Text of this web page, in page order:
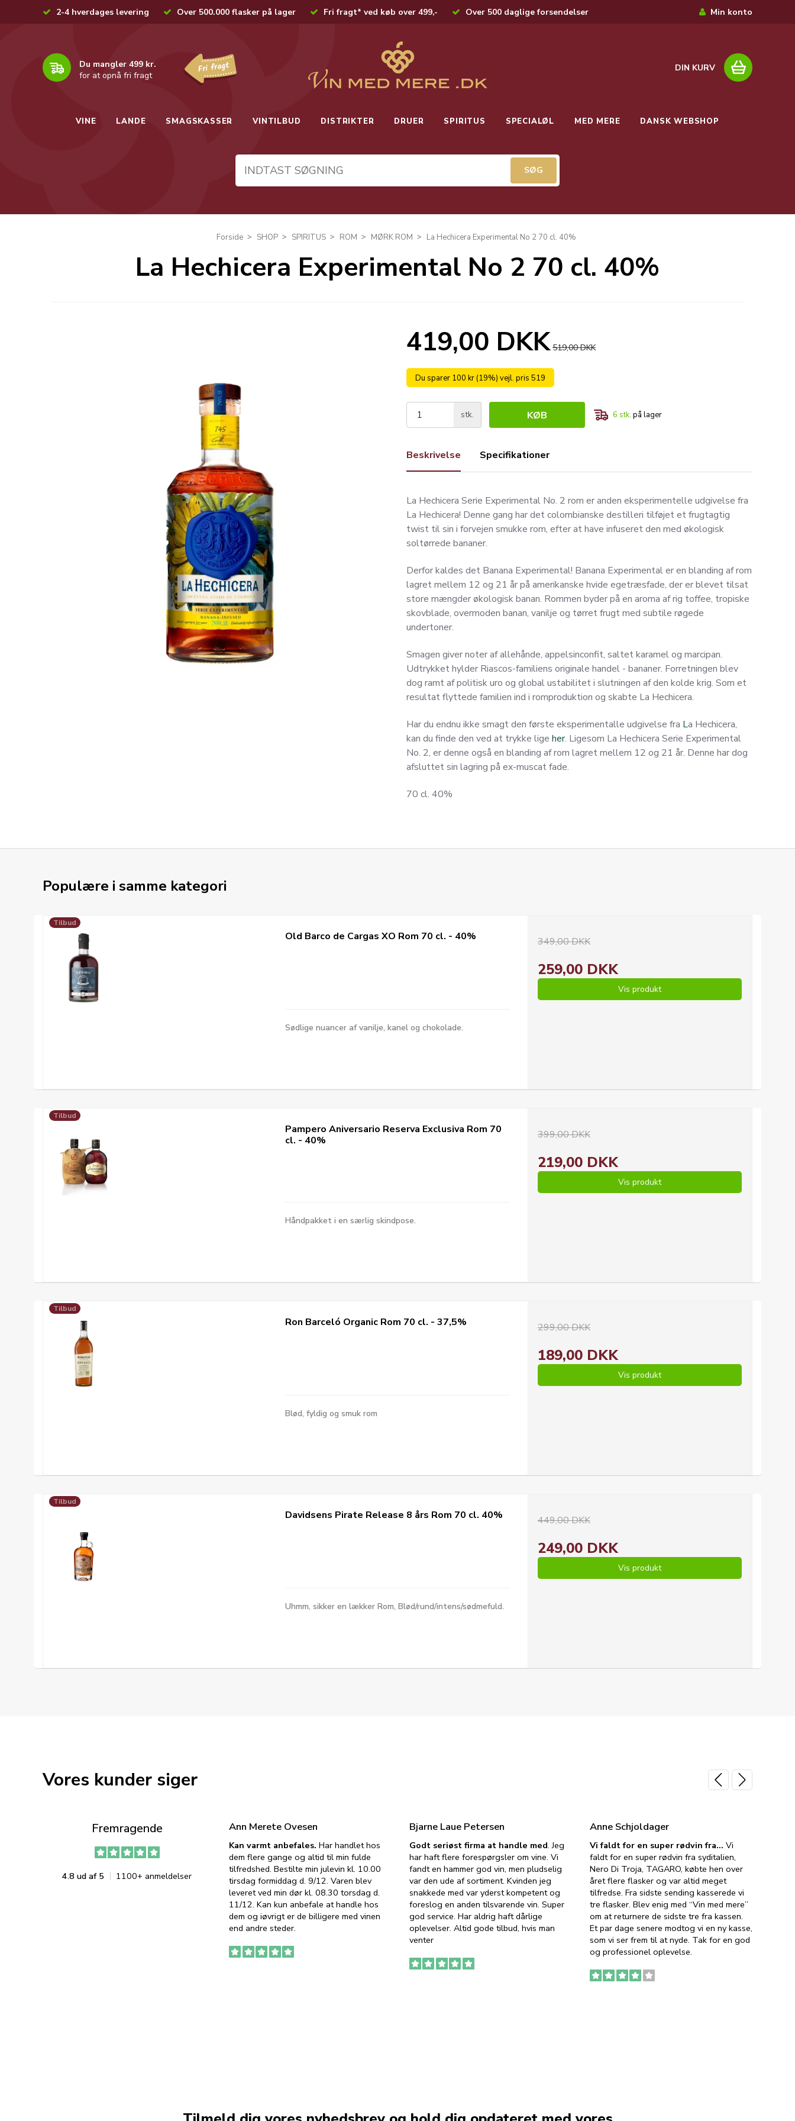
2-4 hverdages levering Over 500.000 flasker på lager Fri fragt* ved køb over 499,- Over 500 daglige forsendelser Min konto
Du mangler 499 kr.
for at opnå fri fragt
DIN KURV
VINE LANDE SMAGSKASSER VINTILBUD DISTRIKTER DRUER SPIRITUS SPECIALØL MED MERE DANSK WEBSHOP
Forside SHOP SPIRITUS ROM MØRK ROM La Hechicera Experimental No 2 70 cl. 40%
La Hechicera Experimental No 2 70 cl. 40%
419,00 DKK 519,00 DKK
Du sparer 100 kr (19%) vejl. pris 519
stk. KØB 6 stk. på lager
Beskrivelse Specifikationer
La Hechicera Serie Experimental No. 2 rom er anden eksperimentelle udgivelse fra
La Hechicera! Denne gang har det colombianske destilleri tilføjet et frugtagtig
twist til sin i forvejen smukke rom, efter at have infuseret den med økologisk
soltørrede bananer.
Derfor kaldes det Banana Experimental! Banana Experimental er en blanding af rom
lagret mellem 12 og 21 år på amerikanske hvide egetræsfade, der er blevet tilsat
store mængder økologisk banan. Rommen byder på en aroma af rig toffee, tropiske
skovblade, overmoden banan, vanilje og tørret frugt med subtile røgede
undertoner.
Smagen giver noter af allehånde, appelsinconfit, saltet karamel og marcipan.
Udtrykket hylder Riascos-familiens originale handel - bananer. Forretningen blev
dog ramt af politisk uro og global ustabilitet i slutningen af den kolde krig. Som et
resultat flyttede familien ind i romproduktion og skabte La Hechicera.
Har du endnu ikke smagt den første eksperimentalle udgivelse fra La Hechicera,
kan du finde den ved at trykke lige her. Ligesom La Hechicera Serie Experimental
No. 2, er denne også en blanding af rom lagret mellem 12 og 21 år. Denne har dog
afsluttet sin lagring på ex-muscat fade.
70 cl. 40%
Populære i samme kategori
Tilbud
Old Barco de Cargas XO Rom 70 cl. - 40%
Sødlige nuancer af vanilje, kanel og chokolade.
349,00 DKK
259,00 DKK
Vis produkt
Tilbud
Pampero Aniversario Reserva Exclusiva Rom 70
cl. - 40%
Håndpakket i en særlig skindpose.
399,00 DKK
219,00 DKK
Vis produkt
Tilbud
Ron Barceló Organic Rom 70 cl. - 37,5%
Blød, fyldig og smuk rom
299,00 DKK
189,00 DKK
Vis produkt
Tilbud
Davidsens Pirate Release 8 års Rom 70 cl. 40%
Uhmm, sikker en lækker Rom, Blød/rund/intens/sødmefuld.
449,00 DKK
249,00 DKK
Vis produkt
Vores kunder siger
Fremragende
4.8 ud af 5 1100+ anmeldelser
Ann Merete Ovesen
Kan varmt anbefales. Har handlet hos
dem flere gange og altid til min fulde
tilfredshed. Bestilte min julevin kl. 10.00
tirsdag formiddag d. 9/12. Varen blev
leveret ved min dør kl. 08.30 torsdag d.
11/12. Kan kun anbefale at handle hos
dem og iøvrigt er de billigere med vinen
end andre steder.
Bjarne Laue Petersen
Godt seriøst firma at handle med. Jeg
har haft flere forespørgsler om vine. Vi
fandt en hammer god vin, men pludselig
var den ude af sortiment. Kvinden jeg
snakkede med var yderst kompetent og
foreslog en anden tilsvarende vin. Super
god service. Har aldrig haft dårlige
oplevelser. Altid gode tilbud, hvis man
venter
Anne Schjoldager
Vi faldt for en super rødvin fra… Vi
faldt for en super rødvin fra syditalien,
Nero Di Troja, TAGARO, købte hen over
året flere flasker og var altid meget
tilfredse. Fra sidste sending kasserede vi
tre flasker. Blev enig med “Vin med mere”
om at returnere de sidste tre fra kassen.
Et par dage senere modtog vi en ny kasse,
som vi ser frem til at nyde. Tak for en god
og professionel oplevelse.